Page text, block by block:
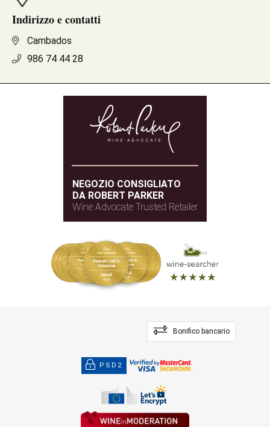
Indirizzo e contatti
Cambados
986 74 44 28
NEGOZIO CONSIGLIATO
DA ROBERT PARKER
Wine Advocate Trusted Retailer
Bonifico bancario
PSD2